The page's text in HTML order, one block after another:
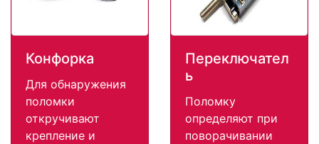
Конфорка
Для обнаружения
поломки
откручивают
крепление и
Переключател
ь
Поломку
определяют при
поворачивании